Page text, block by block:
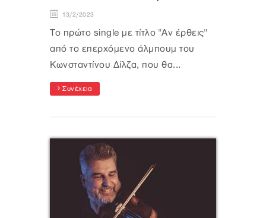
13/2/2023
Το πρώτο single με τίτλο "Αν έρθεις"
από το επερχόμενο άλμπουμ του
Κωνσταντίνου Δίλζα, που θα...
Συνέχεια